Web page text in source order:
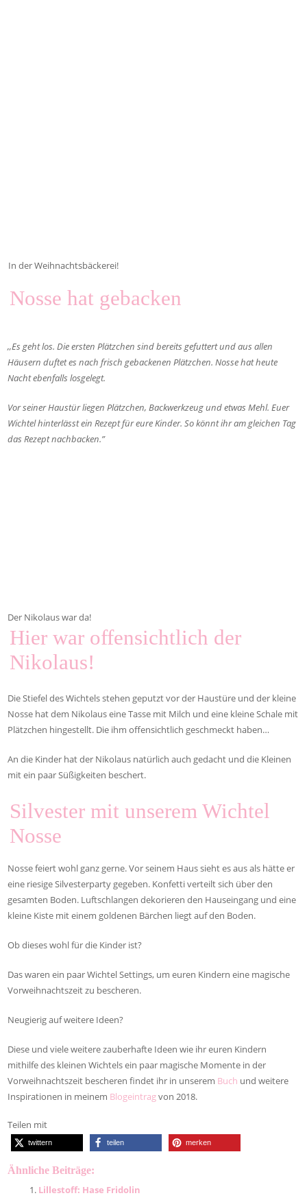
In der Weihnachtsbäckerei!
Nosse hat gebacken
,,Es geht los. Die ersten Plätzchen sind bereits gefuttert und aus allen
Häusern duftet es nach frisch gebackenen Plätzchen. Nosse hat heute
Nacht ebenfalls losgelegt.
Vor seiner Haustür liegen Plätzchen, Backwerkzeug und etwas Mehl. Euer
Wichtel hinterlässt ein Rezept für eure Kinder. So könnt ihr am gleichen Tag
das Rezept nachbacken.”
Der Nikolaus war da!
Hier war offensichtlich der
Nikolaus!
Die Stiefel des Wichtels stehen geputzt vor der Haustüre und der kleine
Nosse hat dem Nikolaus eine Tasse mit Milch und eine kleine Schale mit
Plätzchen hingestellt. Die ihm offensichtlich geschmeckt haben…
An die Kinder hat der Nikolaus natürlich auch gedacht und die Kleinen
mit ein paar Süßigkeiten beschert.
Silvester mit unserem Wichtel
Nosse
Nosse feiert wohl ganz gerne. Vor seinem Haus sieht es aus als hätte er
eine riesige Silvesterparty gegeben. Konfetti verteilt sich über den
gesamten Boden. Luftschlangen dekorieren den Hauseingang und eine
kleine Kiste mit einem goldenen Bärchen liegt auf den Boden.
Ob dieses wohl für die Kinder ist?
Das waren ein paar Wichtel Settings, um euren Kindern eine magische
Vorweihnachtszeit zu bescheren.
Neugierig auf weitere Ideen?
Diese und viele weitere zauberhafte Ideen wie ihr euren Kindern
mithilfe des kleinen Wichtels ein paar magische Momente in der
Vorweihnachtszeit bescheren findet ihr in unserem Buch und weitere
Inspirationen in meinem Blogeintragvon 2018.
Teilen mit
twittern teilen merken
Ähnliche Beiträge:
Lillestoff: Hase Fridolin